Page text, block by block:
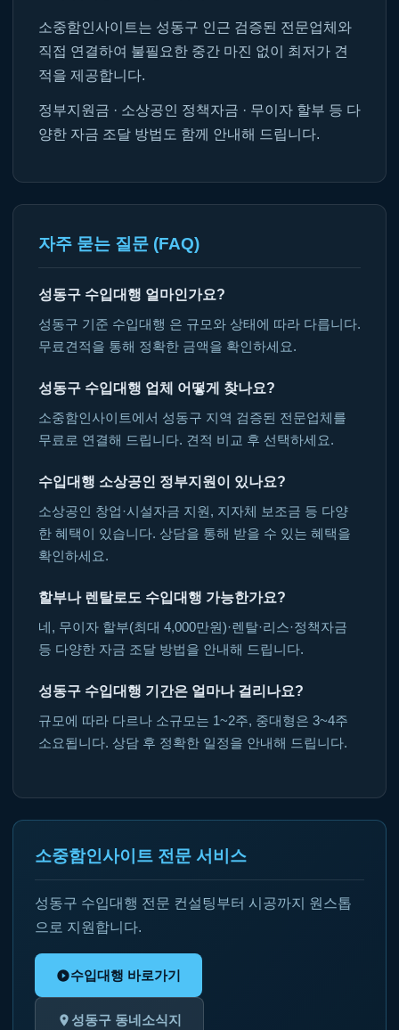
소중함인사이트는 성동구 인근 검증된 전문업체와
직접 연결하여 불필요한 중간 마진 없이 최저가 견
적을 제공합니다.
정부지원금 · 소상공인 정책자금 · 무이자 할부 등 다
양한 자금 조달 방법도 함께 안내해 드립니다.
자주 묻는 질문 (FAQ)
성동구 수입대행 얼마인가요?
성동구 기준 수입대행 은 규모와 상태에 따라 다릅니다.
무료견적을 통해 정확한 금액을 확인하세요.
성동구 수입대행 업체 어떻게 찾나요?
소중함인사이트에서 성동구 지역 검증된 전문업체를
무료로 연결해 드립니다. 견적 비교 후 선택하세요.
수입대행 소상공인 정부지원이 있나요?
소상공인 창업·시설자금 지원, 지자체 보조금 등 다양
한 혜택이 있습니다. 상담을 통해 받을 수 있는 혜택을
확인하세요.
할부나 렌탈로도 수입대행 가능한가요?
네, 무이자 할부(최대 4,000만원)·렌탈·리스·정책자금
등 다양한 자금 조달 방법을 안내해 드립니다.
성동구 수입대행 기간은 얼마나 걸리나요?
규모에 따라 다르나 소규모는 1~2주, 중대형은 3~4주
소요됩니다. 상담 후 정확한 일정을 안내해 드립니다.
소중함인사이트 전문 서비스
성동구 수입대행 전문 컨설팅부터 시공까지 원스톱
으로 지원합니다.
수입대행 바로가기
성동구 동네소식지